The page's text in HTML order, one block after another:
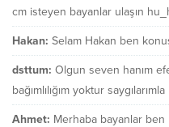
cm isteyen bayanlar ulaşın
Hakan: Selam Hakan ben
dsttum: Olgun seven hanım
bağımlılığım yoktur
Ahmet: Merhaba bayanlar